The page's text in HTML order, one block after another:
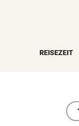
REISEZEIT